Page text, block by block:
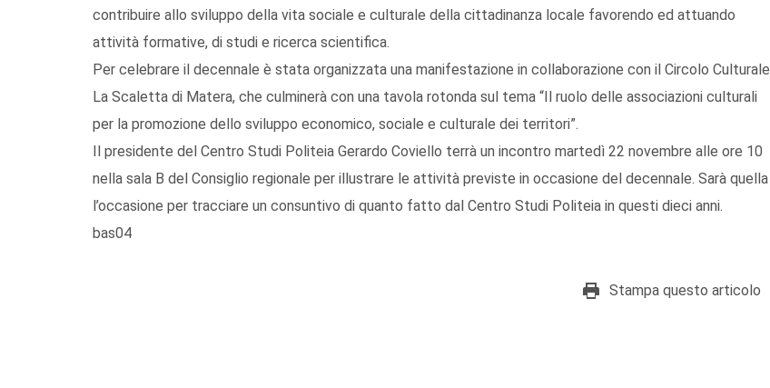
contribuire allo sviluppo della vita sociale e culturale della cittadinanza locale favorendo ed attuando
attività formative, di studi e ricerca scientifica.
Per celebrare il decennale è stata organizzata una manifestazione in collaborazione con il Circolo Culturale
La Scaletta di Matera, che culminerà con una tavola rotonda sul tema “Il ruolo delle associazioni culturali
per la promozione dello sviluppo economico, sociale e culturale dei territori”.
Il presidente del Centro Studi Politeia Gerardo Coviello terrà un incontro martedì 22 novembre alle ore 10
nella sala B del Consiglio regionale per illustrare le attività previste in occasione del decennale. Sarà quella
l’occasione per tracciare un consuntivo di quanto fatto dal Centro Studi Politeia in questi dieci anni.
bas04
Stampa questo articolo